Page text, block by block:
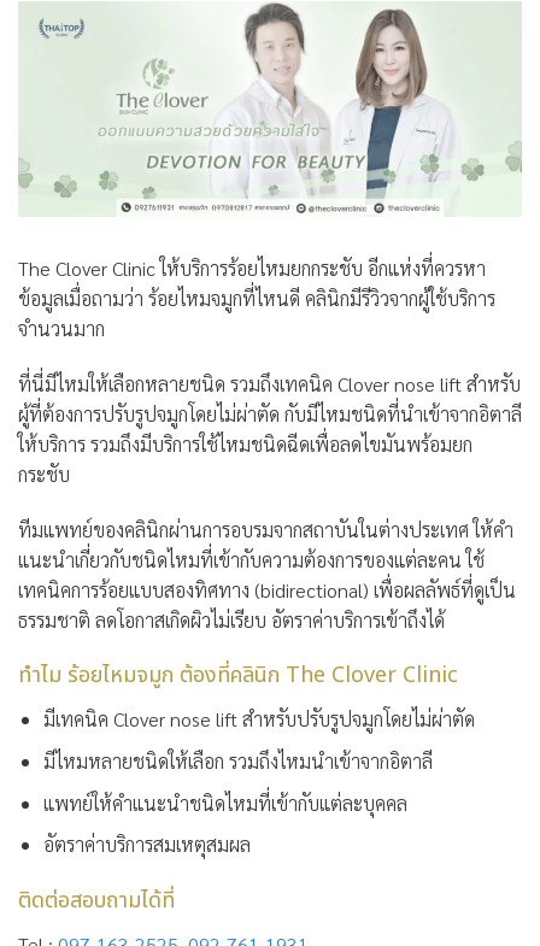
The Clover Clinicให้บริการร้อยไหมยกกระชับ อีกแห่งที่ควรหา
ข้อมูลเมื่อถามว่า ร้อยไหมจมูกที่ไหนดี คลินิกมีรีวิวจากผู้ใช้บริการ
จำนวนมาก
ที่นี่มีไหมให้เลือกหลายชนิด รวมถึงเทคนิค Clover nose lift สำหรับ
ผู้ที่ต้องการปรับรูปจมูกโดยไม่ผ่าตัด กับมีไหมชนิดที่นำเข้าจากอิตาลี
ให้บริการ รวมถึงมีบริการใช้ไหมชนิดฉีดเพื่อลดไขมันพร้อมยก
กระชับ
ทีมแพทย์ของคลินิกผ่านการอบรมจากสถาบันในต่างประเทศ ให้คำ
แนะนำเกี่ยวกับชนิดไหมที่เข้ากับความต้องการของแต่ละคน ใช้
เทคนิคการร้อยแบบสองทิศทาง (bidirectional) เพื่อผลลัพธ์ที่ดูเป็น
ธรรมชาติ ลดโอกาสเกิดผิวไม่เรียบ อัตราค่าบริการเข้าถึงได้
ทำไม ร้อยไหมจมูก ต้องที่คลินิก The Clover Clinic
มีเทคนิค Clover nose lift สำหรับปรับรูปจมูกโดยไม่ผ่าตัด
มีไหมหลายชนิดให้เลือก รวมถึงไหมนำเข้าจากอิตาลี
แพทย์ให้คำแนะนำชนิดไหมที่เข้ากับแต่ละบุคคล
อัตราค่าบริการสมเหตุสมผล
ติดต่อสอบถามได้ที่